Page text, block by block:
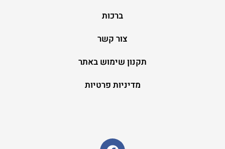
ברכות
צור קשר
תקנון שימוש באתר
מדיניות פרטיות